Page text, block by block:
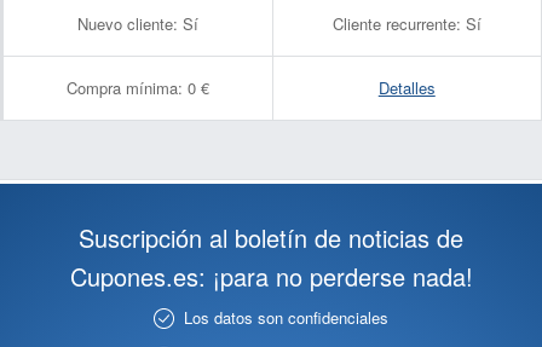
Nuevo cliente: Sí Cliente recurrente: Sí
Compra mínima: 0 € Detalles
Suscripción al boletín de noticias de
Cupones.es: ¡para no perderse nada!
Los datos son confidenciales